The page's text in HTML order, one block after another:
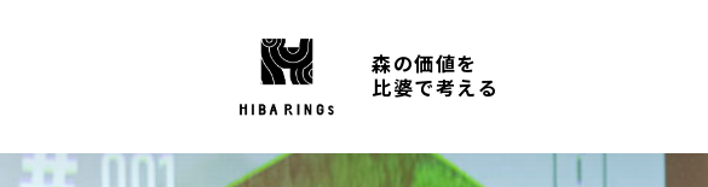
森の価値を
比婆で考える